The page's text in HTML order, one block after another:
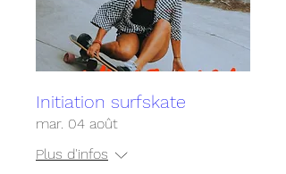
Initiation surfskate
mar. 04 août
Plus d'infos